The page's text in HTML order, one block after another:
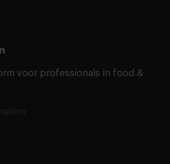
voor professionals in food &